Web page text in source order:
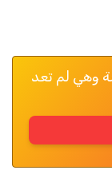
وهي لم تعد